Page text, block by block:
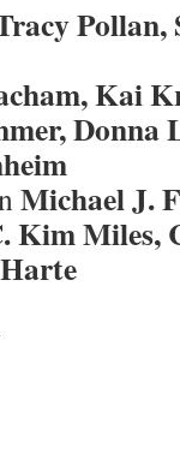
Kai
Donna
Michael J.
Kim Miles,